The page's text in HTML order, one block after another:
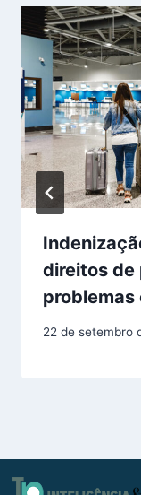
direitos de
problemas
22 de setembro